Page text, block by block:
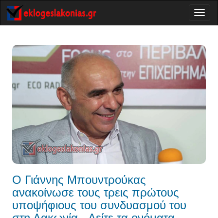
Ο Γιάννης Μπουντρούκας
ανακοίνωσε τους τρεις πρώτους
υποψήφιους του συνδυασμού του